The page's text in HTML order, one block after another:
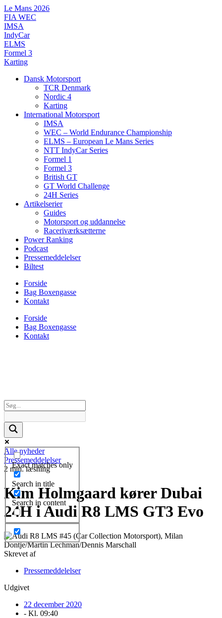
Videre
til
indhold
Le Mans 2026
FIA WEC
IMSA
IndyCar
ELMS
Formel 3
Karting
Dansk Motorsport
TCR Denmark
Nordic 4
Karting
International Motorsport
IMSA
WEC – World Endurance Championship
ELMS – European Le Mans Series
NTT IndyCar Series
Formel 1
Formel 3
British GT
GT World Challenge
24H Series
Artikelserier
Guides
Motorsport og uddannelse
Raceriværksætterne
Power Ranking
Podcast
Pressemeddelelser
Biltest
Forside
Bag Boxengasse
Kontakt
Forside
Bag Boxengasse
Kontakt
Exact matches only
Search in title
Search in content
Alle nyheder
Pressemeddelelser
2 min. læsning
Kim Holmgaard kører Dubai
24H i Audi R8 LMS GT3 Evo
Skrevet af
Pressemeddelelser
Udgivet
22 december 2020
- Kl. 09:40